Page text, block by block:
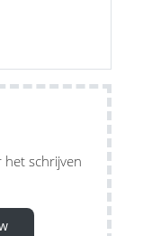
schrijven